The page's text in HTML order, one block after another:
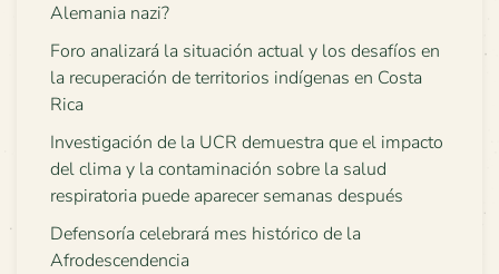
Alemania nazi?
Foro analizará la situación actual y los desafíos en
la recuperación de territorios indígenas en Costa
Rica
Investigación de la UCR demuestra que el impacto
del clima y la contaminación sobre la salud
respiratoria puede aparecer semanas después
Defensoría celebrará mes histórico de la
Afrodescendencia